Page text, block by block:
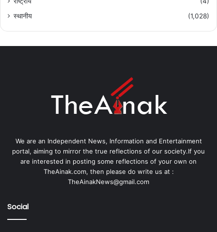
स्थानीय
(1,028)
We are an Independent News, Information and Entertainment
portal, aiming to mirror the true reflections of our society.If you
are interested in posting some reflections of your own on
TheAinak.com, then please do write us at :
TheAinakNews@gmail.com
Social